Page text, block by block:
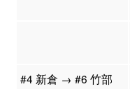
#4 新倉 → #6 竹部